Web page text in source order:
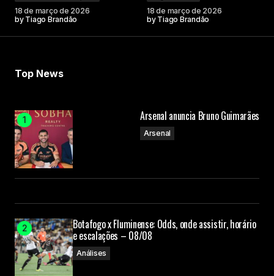
18 de março de 2026
by Tiago Brandão
18 de março de 2026
by Tiago Brandão
Top News
Arsenal anuncia Bruno Guimarães
Arsenal
Botafogo x Fluminense: Odds, onde assistir, horário
e escalações – 08/08
Análises